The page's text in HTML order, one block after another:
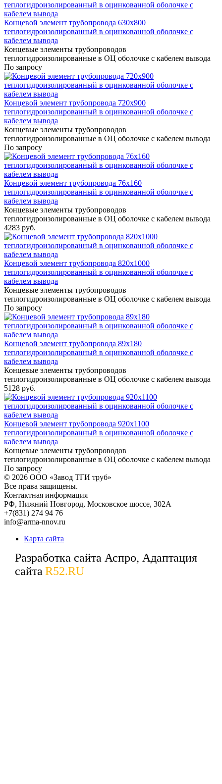
Концевой элемент трубопровода 630x800
теплогидроизолированный в оцинкованной оболочке с
кабелем вывода
Концевые элементы трубопроводов
теплогидроизолированные в ОЦ оболочке с кабелем вывода
По запросу
Концевой элемент трубопровода 720x900
теплогидроизолированный в оцинкованной оболочке с
кабелем вывода
Концевые элементы трубопроводов
теплогидроизолированные в ОЦ оболочке с кабелем вывода
По запросу
Концевой элемент трубопровода 76x160
теплогидроизолированный в оцинкованной оболочке с
кабелем вывода
Концевые элементы трубопроводов
теплогидроизолированные в ОЦ оболочке с кабелем вывода
4283 руб.
Концевой элемент трубопровода 820x1000
теплогидроизолированный в оцинкованной оболочке с
кабелем вывода
Концевые элементы трубопроводов
теплогидроизолированные в ОЦ оболочке с кабелем вывода
По запросу
Концевой элемент трубопровода 89x180
теплогидроизолированный в оцинкованной оболочке с
кабелем вывода
Концевые элементы трубопроводов
теплогидроизолированные в ОЦ оболочке с кабелем вывода
5128 руб.
Концевой элемент трубопровода 920x1100
теплогидроизолированный в оцинкованной оболочке с
кабелем вывода
Концевые элементы трубопроводов
теплогидроизолированные в ОЦ оболочке с кабелем вывода
По запросу
© 2026 ООО «Завод ТГИ труб»
Все права защищены.
Контактная информация
РФ, Нижний Новгород, Московское шоссе, 302А
+7(831) 274 94 76
info@arma-nnov.ru
Карта сайта
Разработка сайта Аспро, Адаптация
сайта R52.RU